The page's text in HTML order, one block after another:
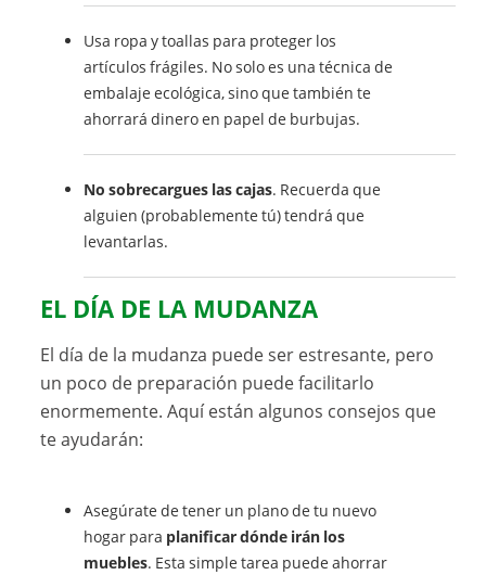
Usa ropa y toallas para proteger los
artículos frágiles. No solo es una técnica de
embalaje ecológica, sino que también te
ahorrará dinero en papel de burbujas.
No sobrecargues las cajas. Recuerda que
alguien (probablemente tú) tendrá que
levantarlas.
EL DÍA DE LA MUDANZA
El día de la mudanza puede ser estresante, pero
un poco de preparación puede facilitarlo
enormemente. Aquí están algunos consejos que
te ayudarán:
Asegúrate de tener un plano de tu nuevo
hogar para planificar dónde irán los
muebles. Esta simple tarea puede ahorrar